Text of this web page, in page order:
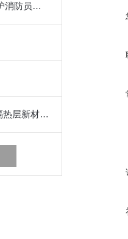
消防隔热防护服——保护消防员的生命安全
防化服 防护服 隔热服 隔热层新材料的研制工艺介绍